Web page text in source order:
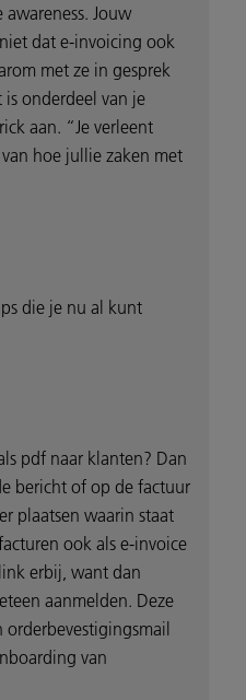
Jouw
dat e-invoicing ook
met ze in gesprek
onderdeel van je
aan. “Je verleent
hoe jullie zaken met
die je nu al kunt
pdf naar klanten? Dan
bericht of op de factuur
plaatsen waarin staat
ook als e-invoice
erbij, want dan
aanmelden. Deze
van